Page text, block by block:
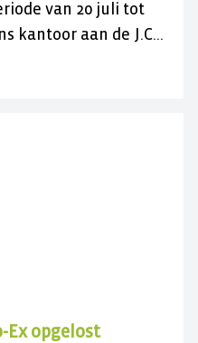
van 20 juli tot
kantoor aan de J.C.
Ex opgelost